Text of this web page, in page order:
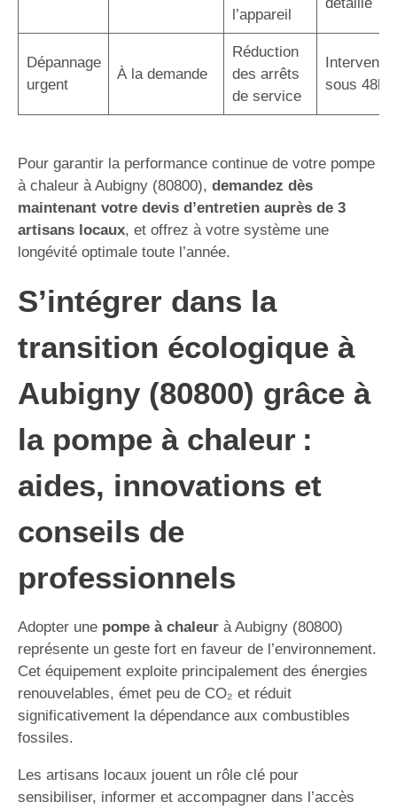
l’appareil
Dépannage
urgent
À la demande
Réduction
des arrêts
de service
sous 48h
Pour garantir la performance continue de votre pompe
à chaleur à Aubigny (80800), demandez dès
maintenant votre devis d’entretien auprès de 3
artisans locaux, et offrez à votre système une
longévité optimale toute l’année.
S’intégrer dans la
transition écologique à
Aubigny (80800) grâce à
la pompe à chaleur :
aides, innovations et
conseils de
professionnels
Adopter une pompe à chaleur à Aubigny (80800)
représente un geste fort en faveur de l’environnement.
Cet équipement exploite principalement des énergies
renouvelables, émet peu de CO₂ et réduit
significativement la dépendance aux combustibles
fossiles.
Les artisans locaux jouent un rôle clé pour
sensibiliser, informer et accompagner dans l’accès